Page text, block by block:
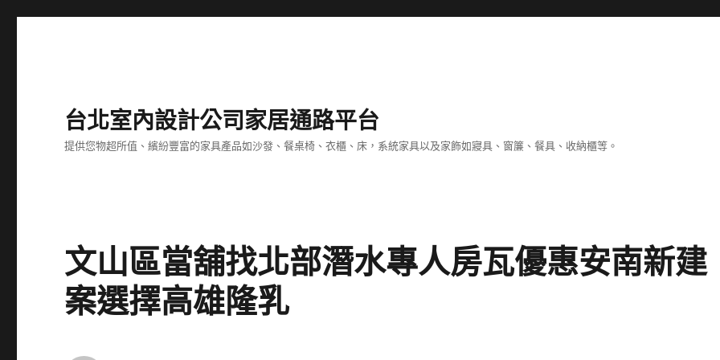
台北室內設計公司家居通路平台
提供您物超所值、繽紛豐富的家具產品如沙發、餐桌椅、衣櫃、床，系統家具以及家飾如寢具、窗簾、餐具、收納櫃等。
文山區當舖找北部潛水專人房瓦優惠安南新建
案選擇高雄隆乳